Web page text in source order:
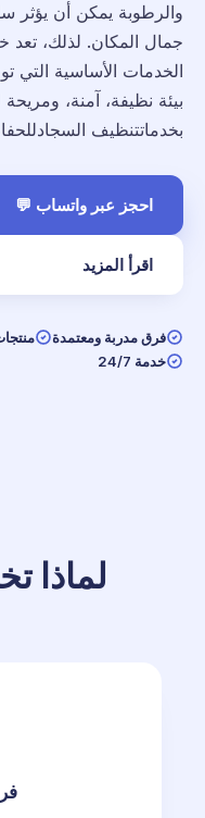
والرطوبة يمكن أن يؤثر
جمال المكان. لذلك،
الخدمات الأساسية التي
بيئة نظيفة، آمنة،
بخدماتتنظيف
احجز عبر واتساب 💬
اقرأ المزيد
فرق مدربة ومعتمدة
خدمة 24/7
لماذا